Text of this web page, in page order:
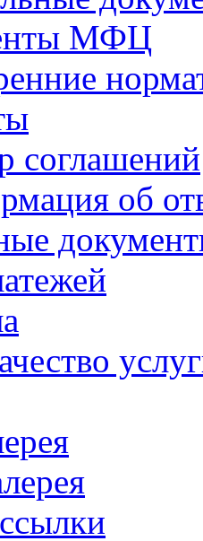
МФЦ
соглашений
об